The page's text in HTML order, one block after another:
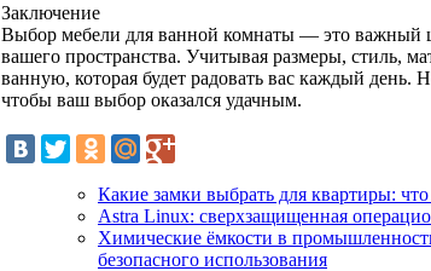
Заключение
Выбор мебели для ванной комнаты — это важный
вашего пространства. Учитывая размеры, стиль,
ванную, которая будет радовать вас каждый день.
чтобы ваш выбор оказался удачным.
Какие замки выбрать для квартиры:
Astra Linux: сверхзащищенная
Химические ёмкости в
безопасного использования